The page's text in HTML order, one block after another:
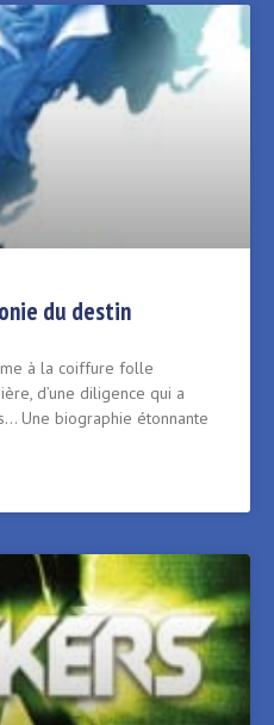
du destin
à la coiffure folle
d’une diligence qui a
Une biographie étonnante